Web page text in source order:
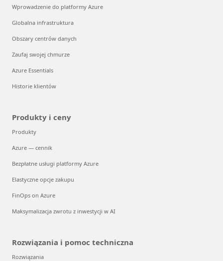
Wprowadzenie do platformy Azure
Globalna infrastruktura
Obszary centrów danych
Zaufaj swojej chmurze
Azure Essentials
Historie klientów
Produkty i ceny
Produkty
Azure — cennik
Bezpłatne usługi platformy Azure
Elastyczne opcje zakupu
FinOps on Azure
Maksymalizacja zwrotu z inwestycji w AI
Rozwiązania i pomoc techniczna
Rozwiązania